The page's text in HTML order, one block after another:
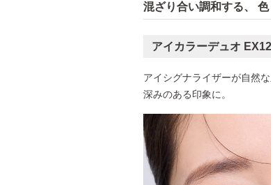
混ざり合い調和する、 色
アイカラーデュオ EX12
アイシグナライザーが自然
深みのある印象に。